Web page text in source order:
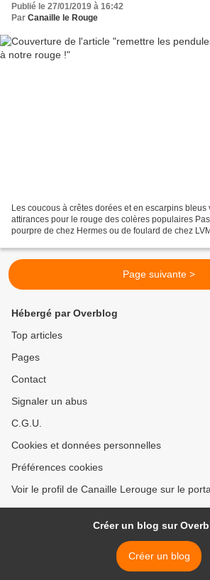
Publié le 27/01/2019 à 16:42
Par Canaille le Rouge
Les coucous à crêtes dorées et en escarpins bleus
attirances pour le rouge des colères populaires
pourpre de chez Hermes ou de foulard de chez
Page suivante >
Hébergé par Overblog
Top articles
Pages
Contact
Signaler un abus
C.G.U.
Cookies et données personnelles
Préférences cookies
Voir le profil de Canaille Lerouge sur le
Créer un blog sur
Créer un blog